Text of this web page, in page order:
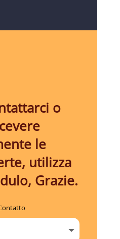
o
le
utilizza
Grazie.